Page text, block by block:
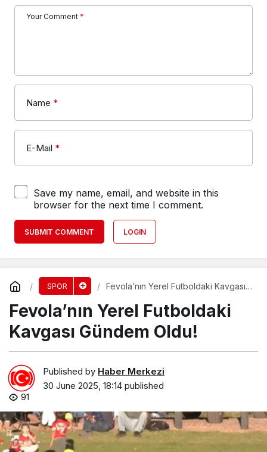
Your Comment *
Name *
E-Mail *
Save my name, email, and website in this
browser for the next time I comment.
SUBMIT COMMENT LOGIN
SPOR
Fevola’nın Yerel Futboldaki Kavgası
Fevola’nın Yerel Futboldaki
Kavgası Gündem Oldu!
Published by Haber Merkezi
30 June 2025, 18:14 published
91